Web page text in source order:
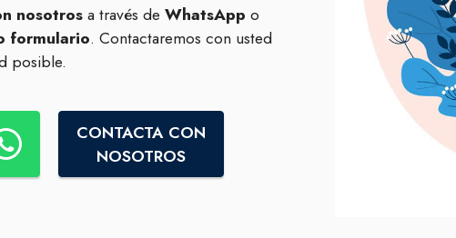
nosotrosa través de WhatsApp o
formulario. Contactaremos con usted
posible.
CONTACTA CON
NOSOTROS